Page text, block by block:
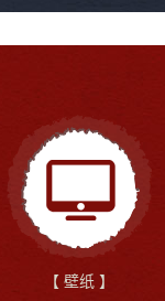
【 壁纸 】